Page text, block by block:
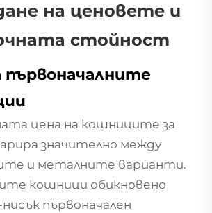
на ценовете и
стойност
първоначалните
цена на кошниците за
значително между
и металните варианти.
кошници обикновено
първоначален